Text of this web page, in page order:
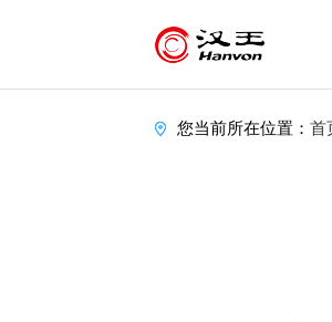
您当前所在位置： 首